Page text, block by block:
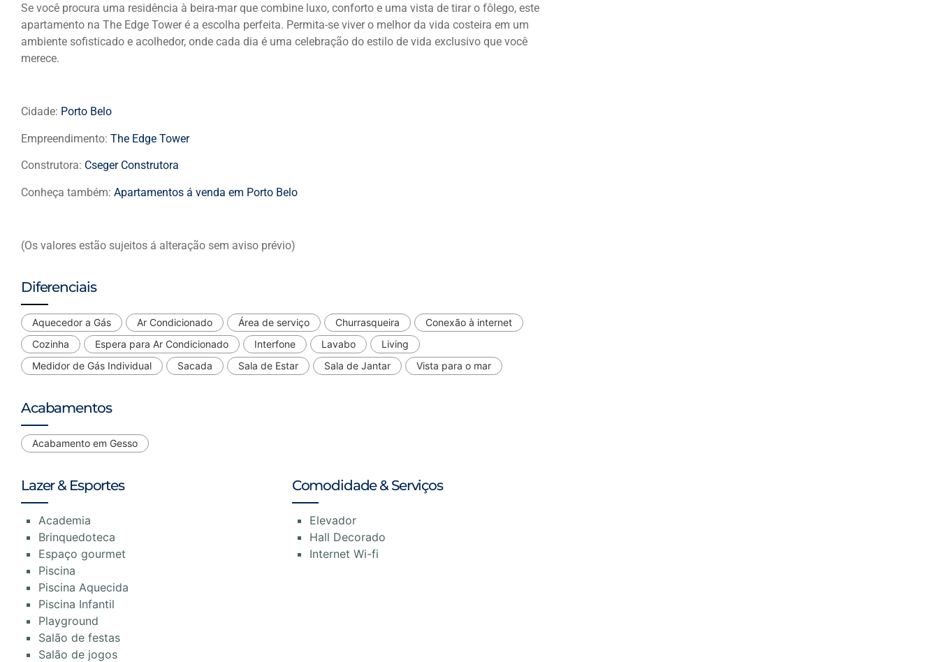
Se você procura uma residência à beira-mar que combine luxo, conforto e uma vista de tirar o fôlego, este
apartamento na The Edge Tower é a escolha perfeita. Permita-se viver o melhor da vida costeira em um
ambiente sofisticado e acolhedor, onde cada dia é uma celebração do estilo de vida exclusivo que você
merece.
Cidade: Porto Belo
Empreendimento: The Edge Tower
Construtora: Cseger Construtora
Conheça também: Apartamentos á venda em Porto Belo
(Os valores estão sujeitos á alteração sem aviso prévio)
Diferenciais
Aquecedor a Gás Ar Condicionado Área de serviço Churrasqueira
Conexão à internet
Cozinha
Espera para Ar Condicionado Interfone Lavabo
Living
Medidor de Gás Individual
Sacada Sala de Estar Sala de Jantar Vista para o mar
Acabamentos
Acabamento em Gesso
Lazer & Esportes
Academia
Brinquedoteca
Espaço gourmet
Piscina
Piscina Aquecida
Piscina Infantil
Playground
Salão de festas
Salão de jogos
Comodidade & Serviços
Elevador
Hall Decorado
Internet Wi-fi